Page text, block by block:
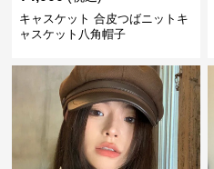
キャスケット 合皮つばニットキ
ャスケット八角帽子